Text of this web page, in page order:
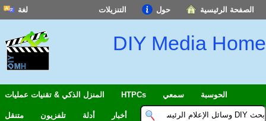
الصفحة الرئيسية حول التنزيلات لغة
DIY Media Home
المنزل الذكي & تقنيات عمليات HTPCs سمعي الحوسبة
متنقل تلفزيون أدلة أخبار